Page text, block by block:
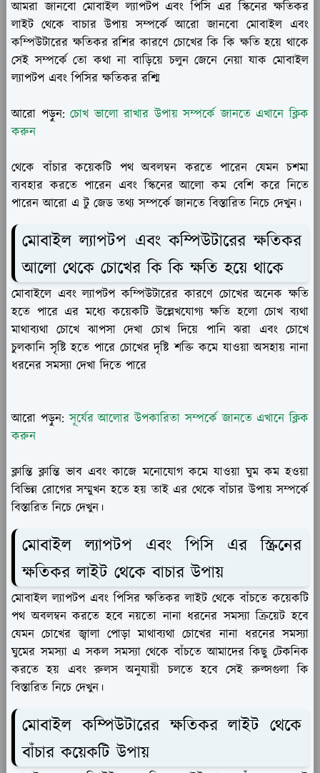
আমরা জানবো মোবাইল ল্যাপটপ এবং পিসি এর স্কিনের ক্ষতিকর
লাইট থেকে বাচার উপায় সম্পর্কে আরো জানবো মোবাইল এবং
কম্পিউটারের ক্ষতিকর রশির কারণে চোখের কি কি ক্ষতি হয়ে থাকে
সেই সম্পর্কে তো কথা না বাড়িয়ে চলুন জেনে নেয়া যাক মোবাইল
ল্যাপটপ এবং পিসির ক্ষতিকর রশ্মি
আরো পড়ুন:চোখ ভালো রাখার উপায় সম্পর্কে জানতে এখানে ক্লিক
করুন
থেকে বাঁচার কয়েকটি পথ অবলম্বন করতে পারেন যেমন চশমা
ব্যবহার করতে পারেন এবং স্কিনের আলো কম বেশি করে নিতে
পারেন আরো এ টু জেড তথ্য সম্পর্কে জানতে বিস্তারিত নিচে দেখুন।
মোবাইল ল্যাপটপ এবং কম্পিউটারের ক্ষতিকর
আলো থেকে চোখের কি কি ক্ষতি হয়ে থাকে
মোবাইলে এবং ল্যাপটপ কম্পিউটারের কারণে চোখের অনেক ক্ষতি
হতে পারে এর মধ্যে কয়েকটি উল্লেখযোগ্য ক্ষতি হলো চোখ ব্যথা
মাথাব্যথা চোখে ঝাপসা দেখা চোখ দিয়ে পানি ঝরা এবং চোখে
চুলকানি সৃষ্টি হতে পারে চোখের দৃষ্টি শক্তি কমে যাওয়া অসহায় নানা
ধরনের সমস্যা দেখা দিতে পারে
আরো পড়ুন:সূর্যের আলোর উপকারিতা সম্পর্কে জানতে এখানে ক্লিক
করুন
ক্লান্তি ক্লান্তি ভাব এবং কাজে মনোযোগ কমে যাওয়া ঘুম কম হওয়া
বিভিন্ন রোগের সম্মুখন হতে হয় তাই এর থেকে বাঁচার উপায় সম্পর্কে
বিস্তারিত নিচে দেখুন।
মোবাইল ল্যাপটপ এবং পিসি এর স্ক্রিনের
ক্ষতিকর লাইট থেকে বাচার উপায়
মোবাইল ল্যাপটপ এবং পিসির ক্ষতিকর লাইট থেকে বাঁচতে কয়েকটি
পথ অবলম্বন করতে হবে নয়তো নানা ধরনের সমস্যা ক্রিয়েট হবে
যেমন চোখের জ্বালা পোড়া মাথাব্যথা চোখের নানা ধরনের সমস্যা
ঘুমের সমস্যা এ সকল সমস্যা থেকে বাঁচতে আমাদের কিছু টেকনিক
করতে হয় এবং রুলস অনুযায়ী চলতে হবে সেই রুল্সগুলা কি
বিস্তারিত নিচে দেখুন।
মোবাইল কম্পিউটারের ক্ষতিকর লাইট থেকে
বাঁচার কয়েকটি উপায়